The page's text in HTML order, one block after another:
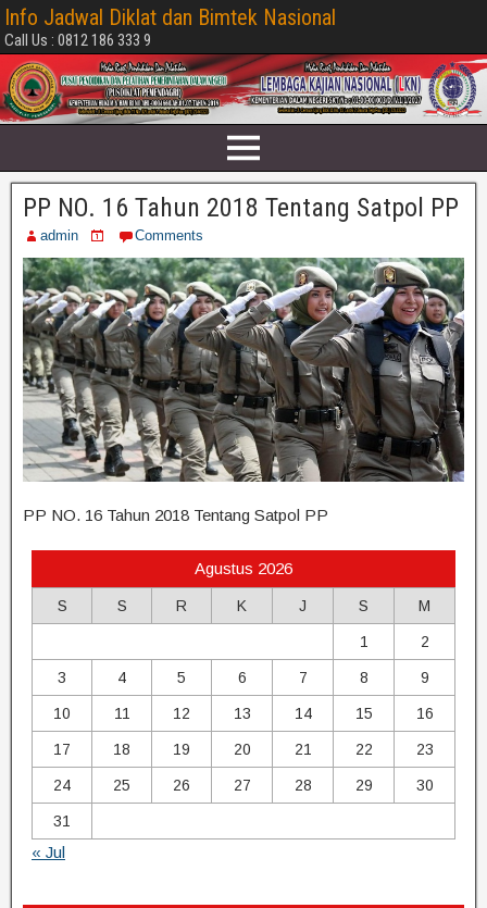
Info Jadwal Diklat dan Bimtek Nasional
Call Us : 0812 186 333 9
PP NO. 16 Tahun 2018 Tentang Satpol PP
admin Comments
PP NO. 16 Tahun 2018 Tentang Satpol PP
Agustus 2026
S S R K J S M
1 2
3 4 5 6 7 8 9
10 11 12 13 14 15 16
17 18 19 20 21 22 23
24 25 26 27 28 29 30
31
« Jul